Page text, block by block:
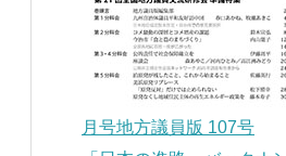
月号地方議員版 107号